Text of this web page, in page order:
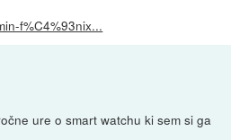
f%C4%93nix...
ure o smart watchu ki sem si ga